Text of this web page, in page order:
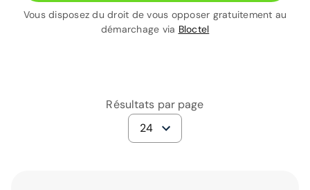
Vous disposez du droit de vous opposer gratuitement au
démarchage via Bloctel
Résultats par page
24